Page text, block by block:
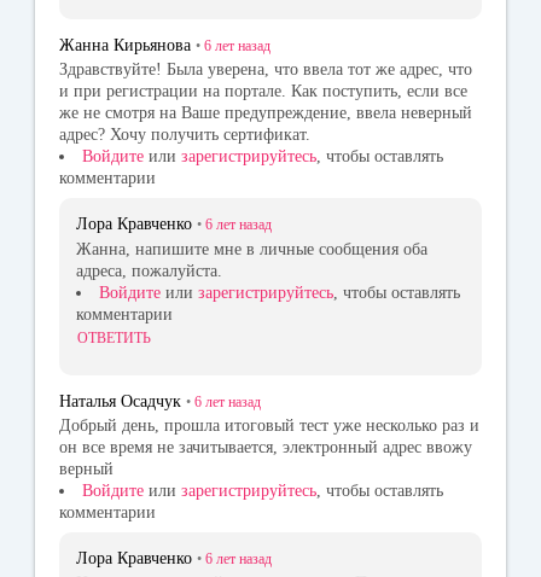
Жанна Кирьянова • 6 лет назад
Здравствуйте! Была уверена, что ввела тот же адрес, что
и при регистрации на портале. Как поступить, если все
же не смотря на Ваше предупреждение, ввела неверный
адрес? Хочу получить сертификат.
Войдите или зарегистрируйтесь, чтобы оставлять
комментарии
Лора Кравченко • 6 лет назад
Жанна, напишите мне в личные сообщения оба
адреса, пожалуйста.
Войдите или зарегистрируйтесь , чтобы оставлять
комментарии
ОТВЕТИТЬ
Наталья Осадчук • 6 лет назад
Добрый день, прошла итоговый тест уже несколько раз и
он все время не зачитывается, электронный адрес ввожу
верный
Войдите или зарегистрируйтесь, чтобы оставлять
комментарии
Лора Кравченко • 6 лет назад